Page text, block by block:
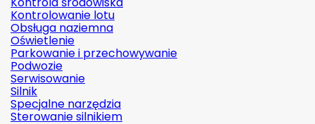
Kontrolowanie lotu
Obsługa naziemna
Oświetlenie
Parkowanie i przechowywanie
Podwozie
Serwisowanie
Silnik
Specjalne narzędzia
Sterowanie silnikiem